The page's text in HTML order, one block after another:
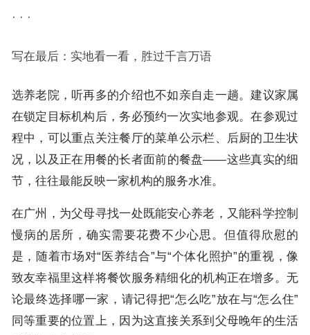
· · ·
写在最后：实地看一看，胜过千言万语
选养老院，听再多的介绍也不如亲自走一趟。建议家属
在锁定目标机构后，务必预约一次实地参观。在参观过
程中，可以重点关注餐厅的菜单公示栏、后厨的卫生状
况，以及正在用餐的长者面前的餐盘——这些真实的细
节，往往最能反映一家机构的服务水准。
在广州，为父母寻找一处既能安心养老，又能科学控制
慢病的居所，确实需要花费不少心思。但值得欣慰的
是，随着市场对“医养结合”与“个体化照护”的重视，像
致友幸福里这样将餐饮服务精细化的机构正在增多。无
论最终选择哪一家，请记得把“怎么吃”放在与“怎么住”
同等重要的位置上，因为这直接关系到父母晚年的生活